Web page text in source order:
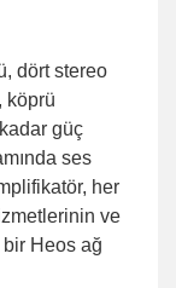
dört stereo
köprü
güç
ses
her
ve
Heos ağ